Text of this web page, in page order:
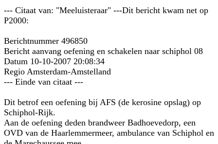
--- Citaat van: "Meeluisteraar" ---Dit bericht kwam net op
P2000:
Berichtnummer 496850
Bericht aanvang oefening en schakelen naar schiphol 08
Datum 10-10-2007 20:08:34
Regio Amsterdam-Amstelland
--- Einde van citaat ---
Dit betrof een oefening bij AFS (de kerosine opslag) op
Schiphol-Rijk.
Aan de oefening deden brandweer Badhoevedorp, een
OVD van de Haarlemmermeer, ambulance van Schiphol en